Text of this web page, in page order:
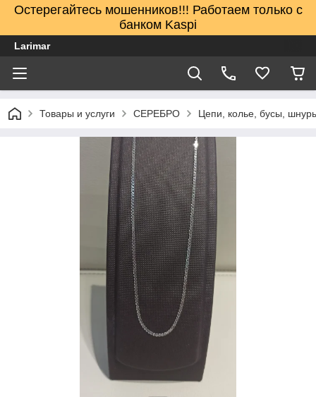
Остерегайтесь мошенников!!! Работаем только с
банком Kaspi
Larimar
Товары и услуги СЕРЕБРО Цепи, колье, бусы,